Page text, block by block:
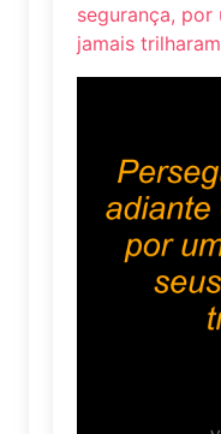
segurança, por
jamais